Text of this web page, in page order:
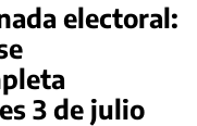
electoral:
3 de julio